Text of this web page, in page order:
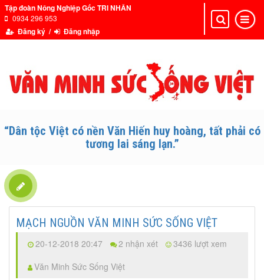
Tập đoàn Nông Nghiệp Gốc TRI NHÂN
0934 296 953
Đăng ký / Đăng nhập
Toggle
Toggle
navigation
“Dân tộc Việt có nền Văn Hiến huy hoàng, tất phải có
tương lai sáng lạn.”
MẠCH NGUỒN VĂN MINH SỨC SỐNG VIỆT
20-12-2018 20:47 2 nhận xét
3436 lượt xem
Văn Minh Sức Sống Việt